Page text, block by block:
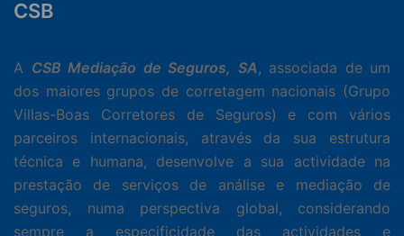
CSB
A CSB Mediação de Seguros, SA, associada de um
dos maiores grupos de corretagem nacionais (Grupo
Villas-Boas Corretores de Seguros) e com vários
parceiros internacionais, através da sua estrutura
técnica e humana, desenvolve a sua actividade na
prestação de serviços de análise e mediação de
seguros, numa perspectiva global, considerando
sempre a especificidade das actividades e